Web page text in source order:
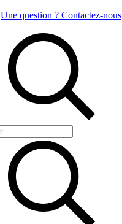
Une question ? Contactez-nous